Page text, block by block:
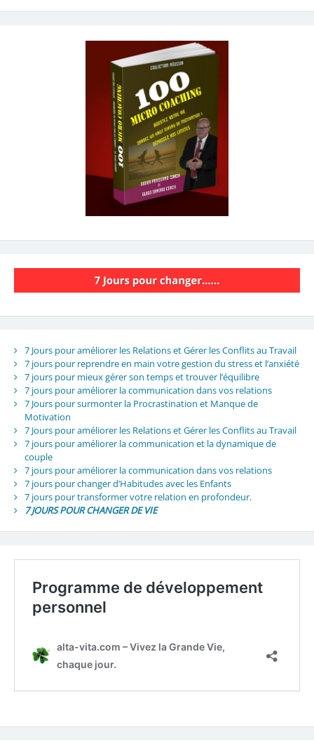
7 Jours pour améliorer les Relations et Gérer les Conflits au Travail
7 jours pour reprendre en main votre gestion du stress et l’anxiété
7 jours pour mieux gérer son temps et trouver l’équilibre
7 jours pour améliorer la communication dans vos relations
7 Jours pour surmonter la Procrastination et Manque de
Motivation
7 Jours pour améliorer les Relations et Gérer les Conflits au Travail
7 jours pour améliorer la communication et la dynamique de
couple
7 jours pour améliorer la communication dans vos relations
7 jours pour changer d’Habitudes avec les Enfants
7 jours pour transformer votre relation en profondeur.
7 JOURS POUR CHANGER DE VIE